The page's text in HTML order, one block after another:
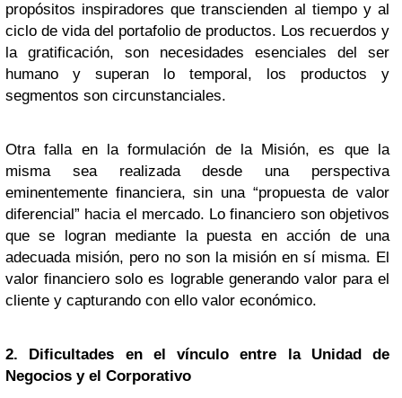
propósitos inspiradores que transcienden al tiempo y al
ciclo de vida del portafolio de productos. Los recuerdos y
la gratificación, son necesidades esenciales del ser
humano y superan lo temporal, los productos y
segmentos son circunstanciales.
Otra falla en la formulación de la Misión, es que la
misma sea realizada desde una perspectiva
eminentemente financiera, sin una “propuesta de valor
diferencial” hacia el mercado. Lo financiero son objetivos
que se logran mediante la puesta en acción de una
adecuada misión, pero no son la misión en sí misma. El
valor financiero solo es lograble generando valor para el
cliente y capturando con ello valor económico.
2. Dificultades en el vínculo entre la Unidad de
Negocios y el Corporativo